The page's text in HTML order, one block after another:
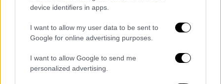
device identifiers in apps.
I want to allow my user data to be sent to
Google for online advertising purposes.
I want to allow Google to send me
personalized advertising.
οποίος επιστρέφει μετά τον υποβιβασμό
του, καθώς και οι Νταούλας, Φίτσας και
Κατόπης.
Οι 21 ρέφερι που επέλεξε η ΚΕΔ